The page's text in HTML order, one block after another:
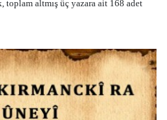
altmış üç yazara ait 168 adet